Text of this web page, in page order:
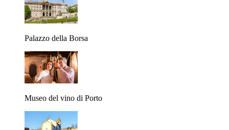
Palazzo della Borsa
Museo del vino di Porto